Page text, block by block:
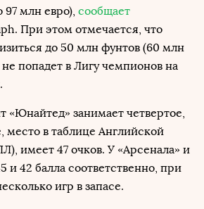
97 млн евро), сообщает
При этом отмечается, что
до 50 млн фунтов (60 млн
попадет в Лигу чемпионов на
занимает четвертое,
место в таблице Английской
имеет 47 очков. У «Арсенала» и
и 42 балла соответственно, при
игр в запасе.